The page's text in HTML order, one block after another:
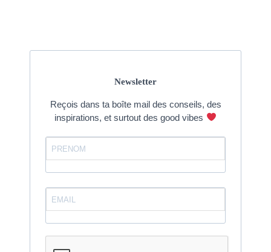
Newsletter
Reçois dans ta boîte mail des conseils, des
inspirations, et surtout des good vibes